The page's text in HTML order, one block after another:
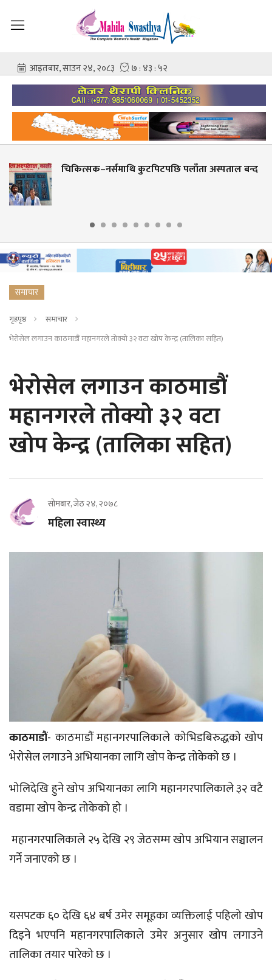
कुटपिटपछि पलाँता अस्पताल बन्द
बेनी
समाचार
गृहपृष्ठ
समाचार
भेरोसेल लगाउन काठमाडौं महानगरले तोक्यो ३२ वटा खोप केन्द्र (तालिका सहित)
भेरोसेल लगाउन काठमाडौं
महानगरले तोक्यो ३२ वटा
खोप केन्द्र (तालिका सहित)
सोमबार, जेठ २४, २०७८
महिला स्वास्थ्य
काठमाडौं- काठमाडौं महानगरपालिकाले कोभिडबिरुद्धको खोप
भेरोसेल लगाउने अभियानका लागि खोप केन्द्र तोकेको छ ।
भोलिदेखि हुने खोप अभियानका लागि महानगरपालिकाले ३२ वटै
वडामा खोप केन्द्र तोकेको हो ।
महानगरपालिकाले २५ देखि २९ जेठसम्म खोप अभियान सञ्चालन
गर्ने जनाएको छ ।
यसपटक ६० देखि ६४ बर्ष उमेर समूहका व्यक्तिलाई पहिलो खोप
दिइने भएपनि महानगरपालिकाले उमेर अनुसार खोप लगाउने
तालिका तयार पारेको छ ।